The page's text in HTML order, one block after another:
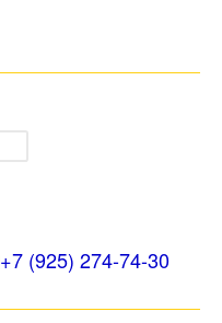
+7 (925) 274-74-30